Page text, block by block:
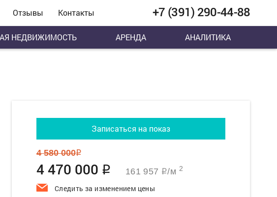
Отзывы Контакты +7 (391) 290-44-88
НЕДВИЖИМОСТЬ АРЕНДА АНАЛИТИКА
Записаться на показ
4 580 000q
4 470 000 q 161 957 q/м 2
Следить за изменением цены